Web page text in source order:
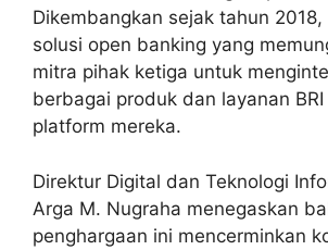
Dikembangkan sejak tahun 2018,
solusi open banking yang
mitra pihak ketiga untuk
berbagai produk dan layanan
platform mereka.
Direktur Digital dan Teknologi
Arga M. Nugraha menegaskan
penghargaan ini mencerminkan